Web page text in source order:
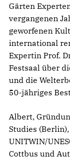
Gärten
vergangenen
geworfenen
international
Expertin Prof.
Festsaal über
und die
50-jähriges
Albert,
Studies
UNITWIN/
Cottbus und